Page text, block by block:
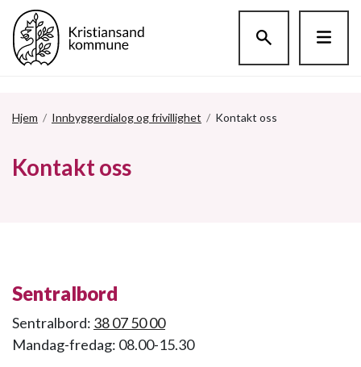
Hjem / Innbyggerdialog og frivillighet / Kontakt oss
Kontakt oss
Sentralbord
Sentralbord: 38 07 50 00
Mandag-fredag: 08.00-15.30